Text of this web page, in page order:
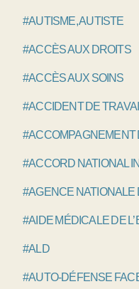
#AUTISME, AUTISTE
#ACCÈS AUX DROITS
#ACCÈS AUX SOINS
#ACCIDENT DE
#ACCOMPAGNEMENT
#ACCORD NATIONAL
#AGENCE NATIONALE
#AIDE MÉDICALE DE
#ALD
#AUTO-DÉFENSE